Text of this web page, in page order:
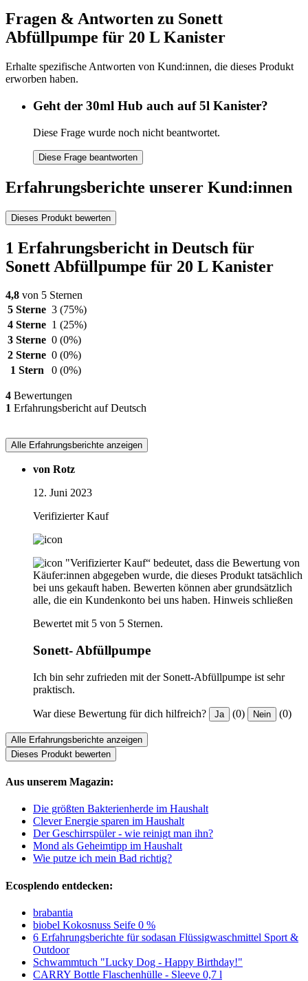
Fragen & Antworten zu Sonett
Abfüllpumpe für 20 L Kanister
Erhalte spezifische Antworten von Kund:innen, die dieses Produkt
erworben haben.
Geht der 30ml Hub auch auf 5l Kanister?
Diese Frage wurde noch nicht beantwortet.
Diese Frage beantworten
Erfahrungsberichte unserer Kund:innen
Dieses Produkt bewerten
1 Erfahrungsbericht in Deutsch für
Sonett Abfüllpumpe für 20 L Kanister
4,8 von 5 Sternen
5 Sterne 3 (75%)
4 Sterne 1 (25%)
3 Sterne 0 (0%)
2 Sterne 0 (0%)
1 Stern
0 (0%)
4 Bewertungen
1 Erfahrungsbericht auf Deutsch
Alle Erfahrungsberichte anzeigen
von Rotz
12. Juni 2023
Verifizierter Kauf
"Verifizierter Kauf“ bedeutet, dass die Bewertung von
Käufer:innen abgegeben wurde, die dieses Produkt tatsächlich
bei uns gekauft haben. Bewerten können aber grundsätzlich
alle, die ein Kundenkonto bei uns haben. Hinweis schließen
Bewertet mit 5 von 5 Sternen.
Sonett- Abfüllpumpe
Ich bin sehr zufrieden mit der Sonett-Abfüllpumpe ist sehr
praktisch.
War diese Bewertung für dich hilfreich? Ja (0) Nein (0)
Alle Erfahrungsberichte anzeigen
Dieses Produkt bewerten
Aus unserem Magazin:
Die größten Bakterienherde im Haushalt
Clever Energie sparen im Haushalt
Der Geschirrspüler - wie reinigt man ihn?
Mond als Geheimtipp im Haushalt
Wie putze ich mein Bad richtig?
Ecosplendo entdecken:
brabantia
biobel Kokosnuss Seife 0 %
6 Erfahrungsberichte für sodasan Flüssigwaschmittel Sport &
Outdoor
Schwammtuch "Lucky Dog - Happy Birthday!"
CARRY Bottle Flaschenhülle - Sleeve 0,7 l